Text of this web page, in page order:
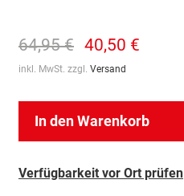
64,95 € 40,50 €
inkl. MwSt. zzgl. Versand
In den Warenkorb
Verfügbarkeit vor Ort prüfen